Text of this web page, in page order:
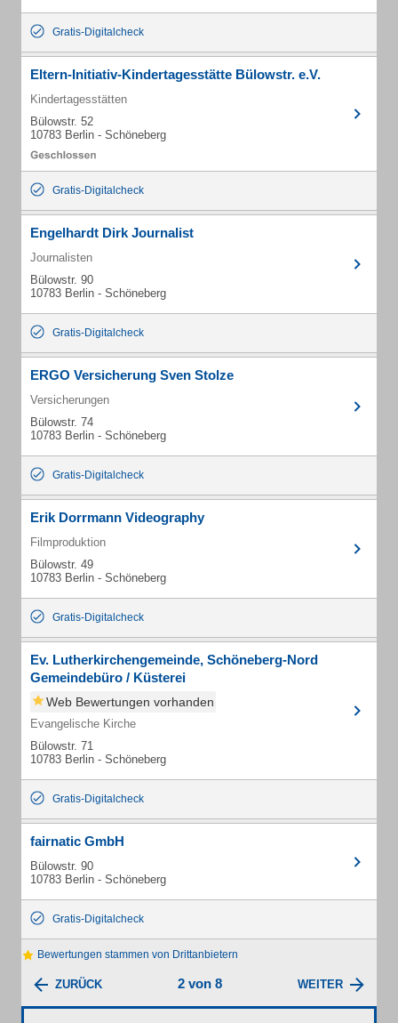
Gratis-Digitalcheck
Eltern-Initiativ-Kindertagesstätte Bülowstr. e.V.
Kindertagesstätten
Bülowstr. 52
10783 Berlin - Schöneberg
Gratis-Digitalcheck
Engelhardt Dirk Journalist
Journalisten
Bülowstr. 90
10783 Berlin - Schöneberg
Gratis-Digitalcheck
ERGO Versicherung Sven Stolze
Versicherungen
Bülowstr. 74
10783 Berlin - Schöneberg
Gratis-Digitalcheck
Erik Dorrmann Videography
Filmproduktion
Bülowstr. 49
10783 Berlin - Schöneberg
Gratis-Digitalcheck
Ev. Lutherkirchengemeinde, Schöneberg-Nord
Gemeindebüro / Küsterei
Web Bewertungen vorhanden
Evangelische Kirche
Bülowstr. 71
10783 Berlin - Schöneberg
Gratis-Digitalcheck
fairnatic GmbH
Bülowstr. 90
10783 Berlin - Schöneberg
Gratis-Digitalcheck
Bewertungen stammen von Drittanbietern
ZURÜCK 2 von 8 WEITER